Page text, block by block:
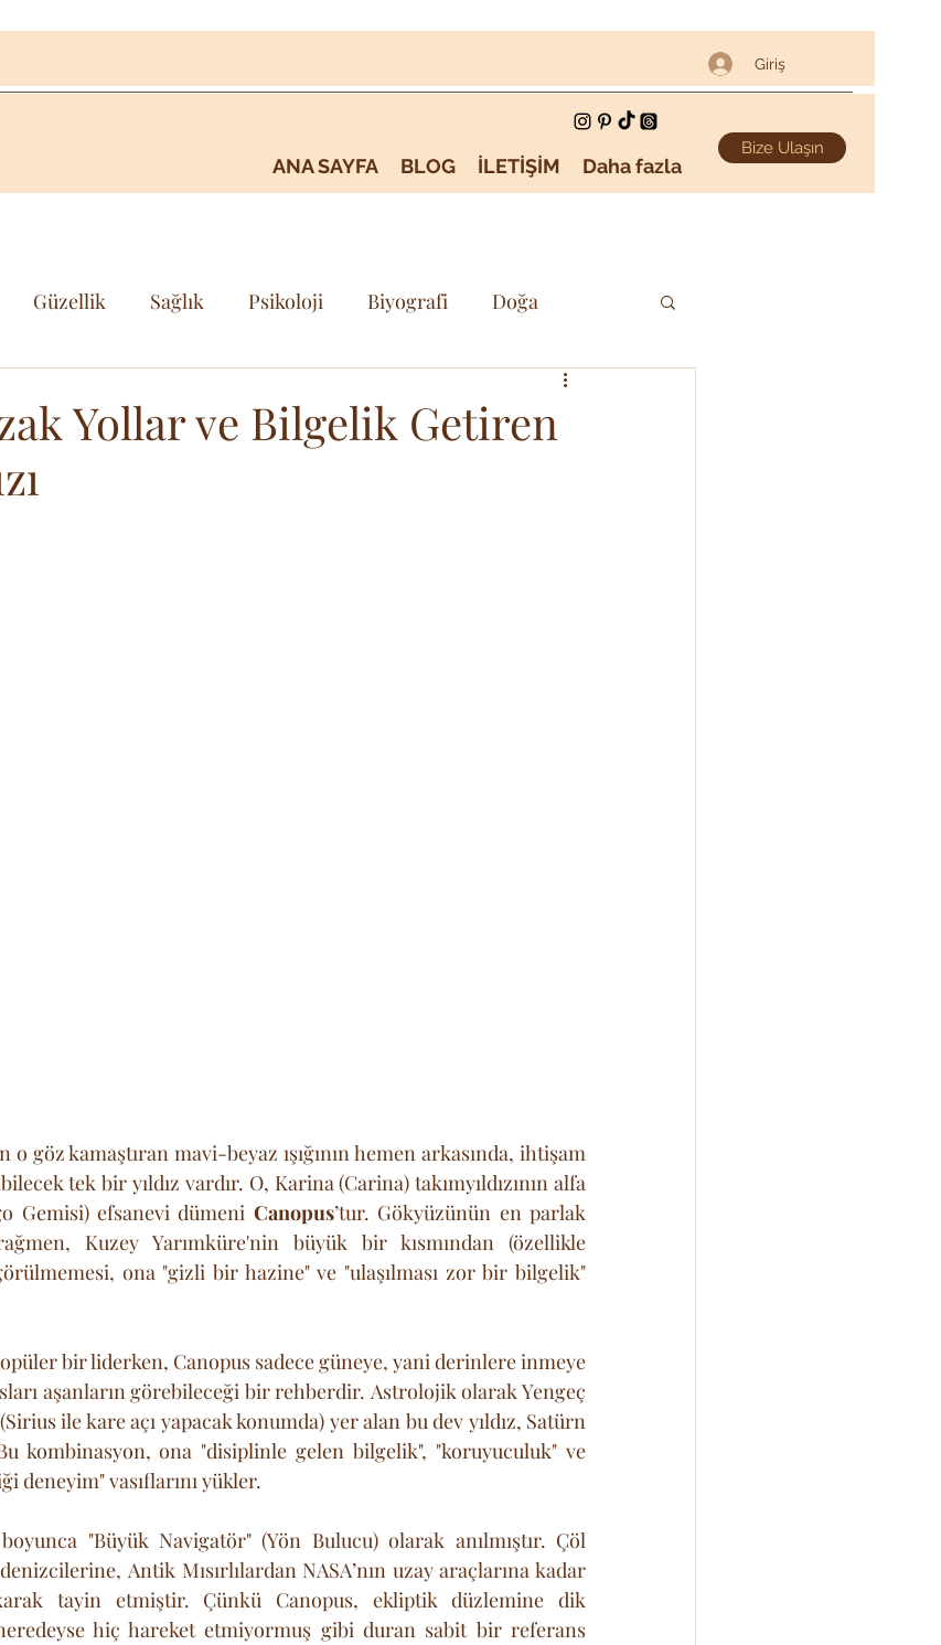
Giriş
ANA SAYFA BLOG İLETİŞİM Daha fazla
Bize Ulaşın
Güzellik Sağlık Psikoloji Biyografi Doğa
Sanat & Kültür
Yollar ve Bilgelik Getiren
o göz kamaştıran mavi-beyaz ışığının hemen arkasında, ihtişam
tek bir yıldız vardır. O, Karina (Carina) takımyıldızının alfa
Gemisi) efsanevi dümeni Canopus’tur. Gökyüzünün en parlak
Kuzey Yarımküre'nin büyük bir kısmından (özellikle
ona "gizli bir hazine" ve "ulaşılması zor bir bilgelik"
bir liderken, Canopus sadece güneye, yani derinlere inmeye
aşanların görebileceği bir rehberdir. Astrolojik olarak Yengeç
ile kare açı yapacak konumda) yer alan bu dev yıldız, Satürn
kombinasyon, ona "disiplinle gelen bilgelik", "koruyuculuk" ve
deneyim" vasıflarını yükler.
"Büyük Navigatör" (Yön Bulucu) olarak anılmıştır. Çöl
Antik Mısırlılardan NASA’nın uzay araçlarına kadar
tayin etmiştir. Çünkü Canopus, ekliptik düzlemine dik
hiç hareket etmiyormuş gibi duran sabit bir referans